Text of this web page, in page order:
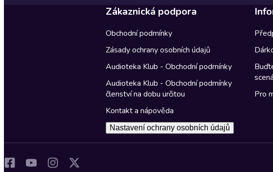
Zákaznická podpora
Obchodní podmínky
Zásady ochrany osobních údajů
Audioteka Klub - Obchodní podmínky
Audioteka Klub - Obchodní podmínky
členství na dobu určitou
Kontakt a nápověda
Nastavení ochrany osobních údajů
Pro